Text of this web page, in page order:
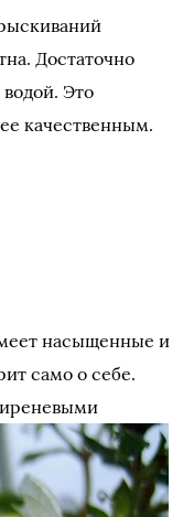
Достаточно
водой. Это
качественным.
насыщенные и
само о себе.